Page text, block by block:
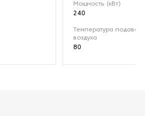
Мощность (кВт)
240
Температура
воздуха
80